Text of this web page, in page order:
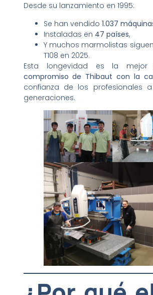
Desde su lanzamiento en 1995:
Se han vendido 1.037
Instaladas en 47 países,
Y muchos marmolistas
T108 en 2025.
Esta longevidad es la mejor
compromiso de Thibaut con la
confianza de los profesionales
generaciones.